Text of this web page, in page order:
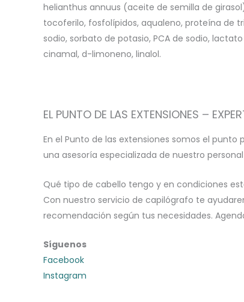
helianthus annuus (aceite de semilla de
tocoferilo, fosfolípidos, aqualeno, proteína de
sodio, sorbato de potasio, PCA de sodio,
cinamal, d-limoneno, linalol.
EL PUNTO DE LAS EXTENSIONES –
En el Punto de las extensiones somos el
una asesoría especializada de nuestro
Qué tipo de cabello tengo y en condiciones
Con nuestro servicio de capilógrafo te
recomendación según tus necesidades.
Síguenos
Facebook
Instagram